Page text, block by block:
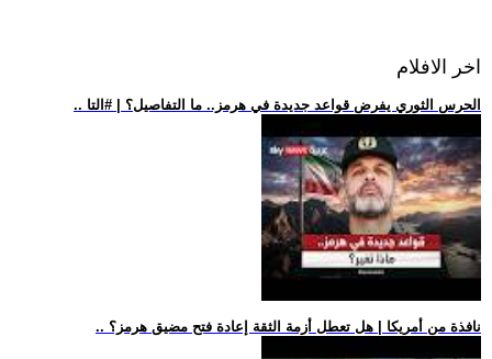
اخر الافلام
.. الحرس الثوري يفرض قواعد جديدة في هرمز.. ما التفاصيل؟ | #التا
.. نافذة من أمريكا | هل تعطل أزمة الثقة إعادة فتح مضيق هرمز؟